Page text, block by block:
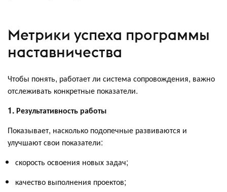
Метрики успеха программы
наставничества
Чтобы понять, работает ли система сопровождения, важно
отслеживать конкретные показатели.
1. Результативность работы
Показывает, насколько подопечные развиваются и
улучшают свои показатели:
скорость освоения новых задач;
качество выполнения проектов;